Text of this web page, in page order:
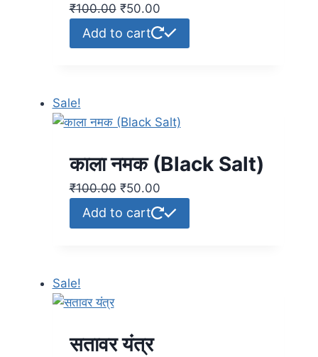
₹100.00 ₹50.00
Add to cart
Sale!
काला नमक (Black Salt)
₹100.00 ₹50.00
Add to cart
Sale!
सतावर यंत्र